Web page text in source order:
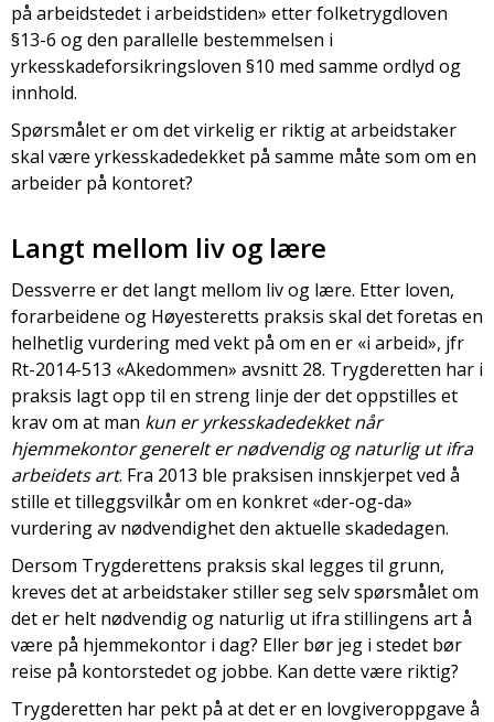
på arbeidstedet i arbeidstiden» etter folketrygdloven
§13-6 og den parallelle bestemmelsen i
yrkesskadeforsikringsloven §10 med samme ordlyd og
innhold.
Spørsmålet er om det virkelig er riktig at arbeidstaker
skal være yrkesskadedekket på samme måte som om en
arbeider på kontoret?
Langt mellom liv og lære
Dessverre er det langt mellom liv og lære. Etter loven,
forarbeidene og Høyesteretts praksis skal det foretas en
helhetlig vurdering med vekt på om en er «i arbeid», jfr
Rt-2014-513 «Akedommen» avsnitt 28. Trygderetten har i
praksis lagt opp til en streng linje der det oppstilles et
krav om at man kun er yrkesskadedekket når
hjemmekontor generelt er nødvendig og naturlig ut ifra
arbeidets art. Fra 2013 ble praksisen innskjerpet ved å
stille et tilleggsvilkår om en konkret «der-og-da»
vurdering av nødvendighet den aktuelle skadedagen.
Dersom Trygderettens praksis skal legges til grunn,
kreves det at arbeidstaker stiller seg selv spørsmålet om
det er helt nødvendig og naturlig ut ifra stillingens art å
være på hjemmekontor i dag? Eller bør jeg i stedet bør
reise på kontorstedet og jobbe. Kan dette være riktig?
Trygderetten har pekt på at det er en lovgiveroppgave å